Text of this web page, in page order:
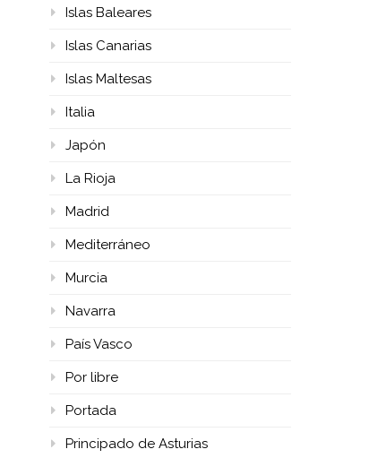
Islas Baleares
Islas Canarias
Islas Maltesas
Italia
Japón
La Rioja
Madrid
Mediterráneo
Murcia
Navarra
País Vasco
Por libre
Portada
Principado de Asturias